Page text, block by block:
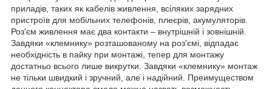
приладів, таких як кабелів живлення, всіляких зарядних
пристроїв для мобільних телефонів, плеєрів, акумуляторів.
Роз'єм живлення має два контакти – внутрішній і зовнішній.
Завдяки «клемнику» розташованому на роз'ємі, відпадає
необхідність в пайку при монтажі, тепер для монтажу
достатньо всього лише викрутки. Завдяки «клемнику» монтаж
не тільки швидкий і зручний, але і надійний. Преимуществом